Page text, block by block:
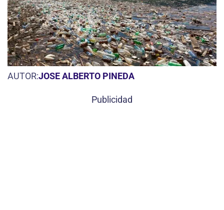
AUTOR:JOSE ALBERTO PINEDA
Publicidad